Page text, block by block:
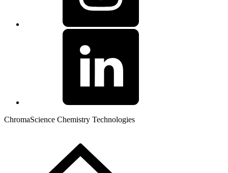
ChromaScience Chemistry Technologies